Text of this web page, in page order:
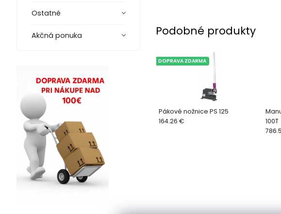
Ostatné
Akčná ponuka Podobné produkty
Pákové nožnice PS 125
DOPRAVA ZDARMA
164.26 €
100T